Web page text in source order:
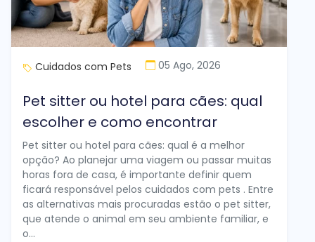
Cuidados com Pets 05 Ago, 2026
Pet sitter ou hotel para cães: qual
escolher e como encontrar
Pet sitter ou hotel para cães: qual é a melhor
opção? Ao planejar uma viagem ou passar muitas
horas fora de casa, é importante definir quem
ficará responsável pelos cuidados com pets . Entre
as alternativas mais procuradas estão o pet sitter,
que atende o animal em seu ambiente familiar, e
o...